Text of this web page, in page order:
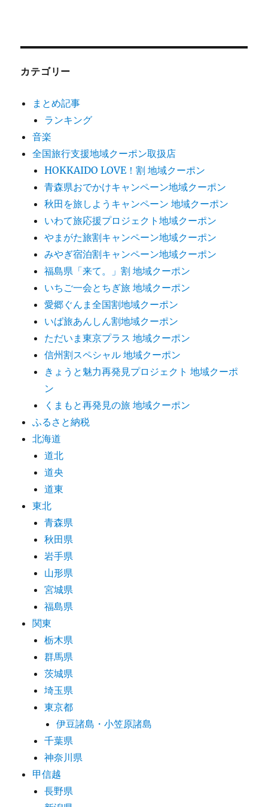
カテゴリー
まとめ記事
ランキング
音楽
全国旅行支援地域クーポン取扱店
HOKKAIDO LOVE！割 地域クーポン
青森県おでかけキャンペーン地域クーポン
秋田を旅しようキャンペーン 地域クーポン
いわて旅応援プロジェクト地域クーポン
やまがた旅割キャンペーン地域クーポン
みやぎ宿泊割キャンペーン地域クーポン
福島県「来て。」割 地域クーポン
いちご一会とちぎ旅 地域クーポン
愛郷ぐんま全国割地域クーポン
いば旅あんしん割地域クーポン
ただいま東京プラス 地域クーポン
信州割スペシャル 地域クーポン
きょうと魅力再発見プロジェクト 地域クーポ
ン
くまもと再発見の旅 地域クーポン
ふるさと納税
北海道
道北
道央
道東
東北
青森県
秋田県
岩手県
山形県
宮城県
福島県
関東
栃木県
群馬県
茨城県
埼玉県
東京都
伊豆諸島・小笠原諸島
千葉県
神奈川県
甲信越
長野県